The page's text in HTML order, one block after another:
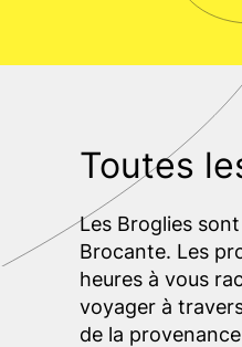
Toutes
Les Broglies
Brocante. Les
heures à vous
voyager à
de la